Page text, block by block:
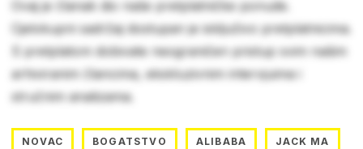
Ovaj je članak dio naše pretplatničke ponude.
Cjelokupni sadržaj dostupan je isključivo pretplatnicima.
S pretplatom dobivate neograničen pristup svim našim
arhiviranim člancima, ekskluzivnim intervjuima i
stručnim analizama.
NOVAC BOGATSTVO ALIBABA JACK MA